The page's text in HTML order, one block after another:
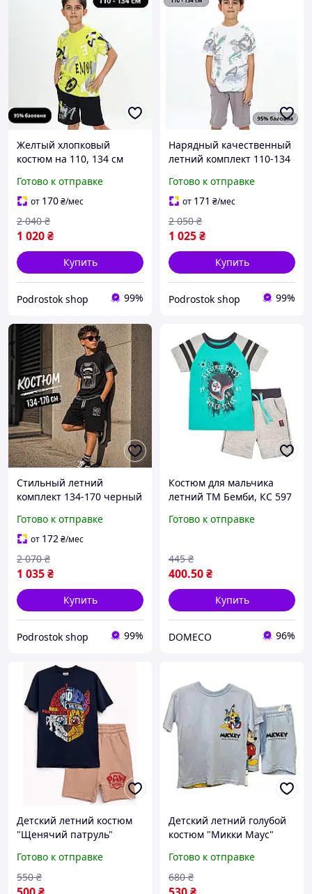
Желтый хлопковый
костюм на 110, 134 см
мальчиков, летние
трикотажные стильные
костюмы Турция для
детей
Готово к отправке
от 170₴/мес
1 020₴
2 040 ₴
Купить
Podrostok shop 99%
Нарядный качественный
летний комплект 110-134
летние легкие хлопковые
костюмы с шортами
Турция
Готово к отправке
от 171 ₴/мес
1 025₴
2 050 ₴
Купить
Podrostok shop 99%
Стильный летний
комплект 134-170 черный
подросток, детские
качественные
спортивные костюмы
футболка шорты с
принтом
Готово к отправке
от 172₴/мес
1 035₴
2 070 ₴
Купить
Podrostok shop 99%
Костюм для мальчика
летний ТМ Бемби, КС 597
Готово к отправке
400.50₴
445 ₴
Купить
DOMECO 96%
Детский летний костюм
"Щенячий патруль"
мальчика 104-140 см.
Готово к отправке
550 ₴
Детский летний голубой
костюм "Микки Маус"
мальчика 116-134 см.
Готово к отправке
680 ₴